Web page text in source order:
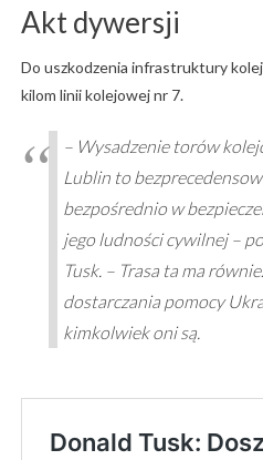
Akt dywersji
Do uszkodzenia infrastruktury
kilom linii kolejowej nr 7.
– Wysadzenie torów
Lublin to
bezpośrednio w
jego ludności cywilnej –
Tusk. – Trasa ta ma
dostarczania pomocy
kimkolwiek oni są.